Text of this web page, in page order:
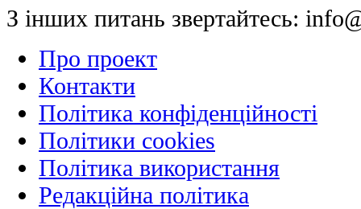
З інших питань звертайтесь:
Про проект
Контакти
Політика конфіденційності
Політики cookies
Політика використання
Редакційна політика